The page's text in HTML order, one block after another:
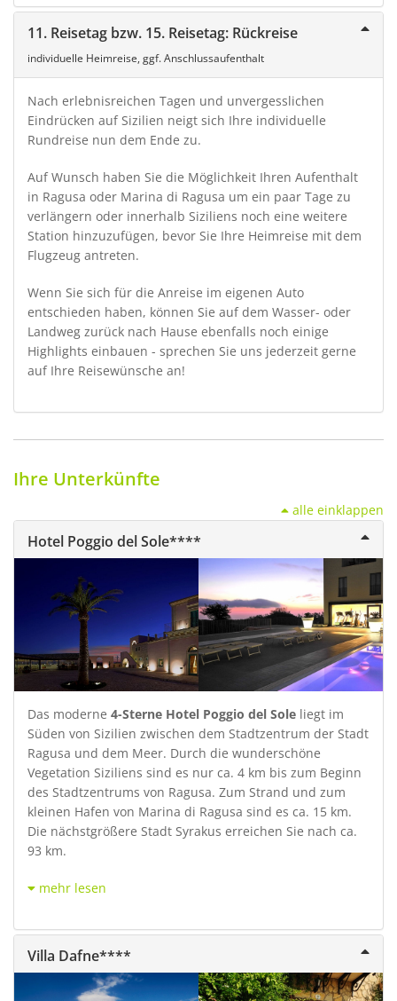
11. Reisetag bzw. 15. Reisetag: Rückreise
individuelle Heimreise, ggf. Anschlussaufenthalt
Nach erlebnisreichen Tagen und unvergesslichen
Eindrücken auf Sizilien neigt sich Ihre individuelle
Rundreise nun dem Ende zu.
Auf Wunsch haben Sie die Möglichkeit Ihren Aufenthalt
in Ragusa oder Marina di Ragusa um ein paar Tage zu
verlängern oder innerhalb Siziliens noch eine weitere
Station hinzuzufügen, bevor Sie Ihre Heimreise mit dem
Flugzeug antreten.
Wenn Sie sich für die Anreise im eigenen Auto
entschieden haben, können Sie auf dem Wasser- oder
Landweg zurück nach Hause ebenfalls noch einige
Highlights einbauen - sprechen Sie uns jederzeit gerne
auf Ihre Reisewünsche an!
Ihre Unterkünfte
alle einklappen
Hotel Poggio del Sole****
Das moderne 4-Sterne Hotel Poggio del Sole liegt im
Süden von Sizilien zwischen dem Stadtzentrum der Stadt
Ragusa und dem Meer. Durch die wunderschöne
Vegetation Siziliens sind es nur ca. 4 km bis zum Beginn
des Stadtzentrums von Ragusa. Zum Strand und zum
kleinen Hafen von Marina di Ragusa sind es ca. 15 km.
Die nächstgrößere Stadt Syrakus erreichen Sie nach ca.
93 km.
mehr lesen
Villa Dafne****